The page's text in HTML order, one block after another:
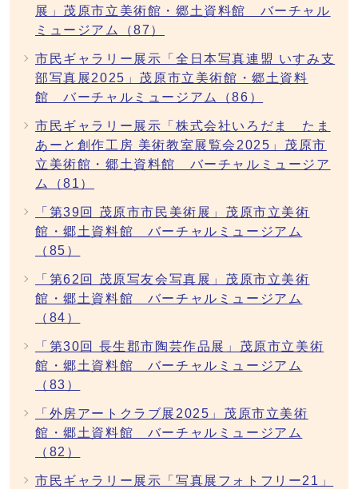
展」茂原市立美術館・郷土資料館 バーチャル
ミュージアム（87）
市民ギャラリー展示「全日本写真連盟 いすみ支
部写真展2025」茂原市立美術館・郷土資料
館 バーチャルミュージアム（86）
市民ギャラリー展示「株式会社いろだま たま
あーと創作工房 美術教室展覧会2025」茂原市
立美術館・郷土資料館 バーチャルミュージア
ム（81）
「第39回 茂原市市民美術展」茂原市立美術
館・郷土資料館 バーチャルミュージアム
（85）
「第62回 茂原写友会写真展」茂原市立美術
館・郷土資料館 バーチャルミュージアム
（84）
「第30回 長生郡市陶芸作品展」茂原市立美術
館・郷土資料館 バーチャルミュージアム
（83）
「外房アートクラブ展2025」茂原市立美術
館・郷土資料館 バーチャルミュージアム
（82）
市民ギャラリー展示「写真展フォトフリー21」